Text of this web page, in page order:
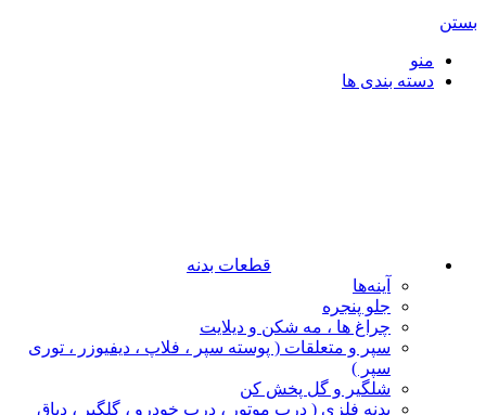
بستن
منو
دسته بندی ها
قطعات بدنه
آینه‌ها
جلو پنجره
چراغ‌ ها ، مه‌ شکن و دیلایت
سپر و متعلقات ( پوسته سپر ، فلاپ ، دیفیوزر ، توری
سپر )
شلگیر و گل‌ پخش‌ کن
بدنه فلزی ( درب موتور ، درب خودرو ، گلگیر ، دیاق